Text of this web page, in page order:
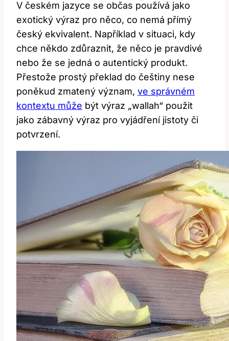
V českém jazyce se občas používá jako
exotický výraz pro něco, co nemá přímý
český ekvivalent. Například v situaci, kdy
chce někdo zdůraznit, že něco je pravdivé
nebo že se jedná o autentický produkt.
Přestože prostý překlad do češtiny nese
poněkud zmatený význam, ve správném
kontextu může být výraz „wallah“ použit
jako zábavný výraz pro vyjádření jistoty či
potvrzení.